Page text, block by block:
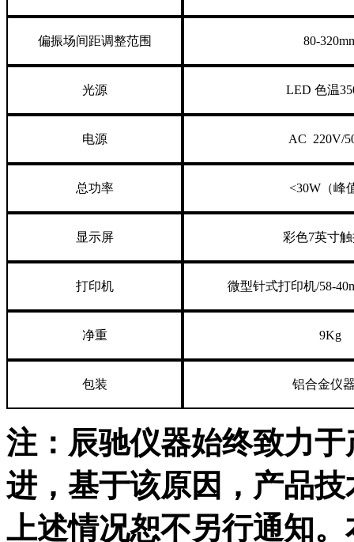
偏振场间距调整范围 80-
光源 LED 色温
电源 AC 220V/
总功率 <30W（峰
显示屏 彩色7英寸
打印机 微型针式打印机/58-
净重 9Kg
包装 铝合金仪
注：辰驰仪器始终致力
进，基于该原因，产品
上述情况恕不另行通知